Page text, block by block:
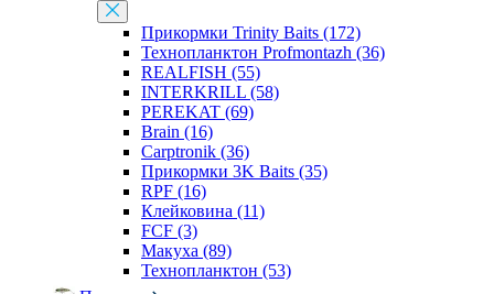
Прикормки Trinity Baits (172)
Технопланктон Profmontazh (36)
REALFISH (55)
INTERKRILL (58)
PEREKAT (69)
Brain (16)
Carptronik (36)
Прикормки 3K Baits (35)
RPF (16)
Клейковина (11)
FCF (3)
Макуха (89)
Технопланктон (53)